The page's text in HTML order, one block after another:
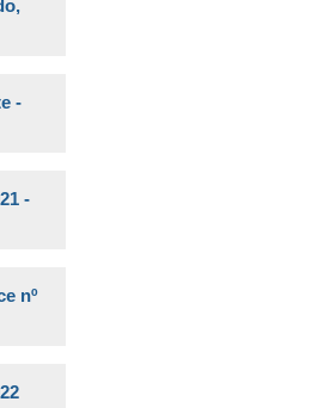
-
-
nº